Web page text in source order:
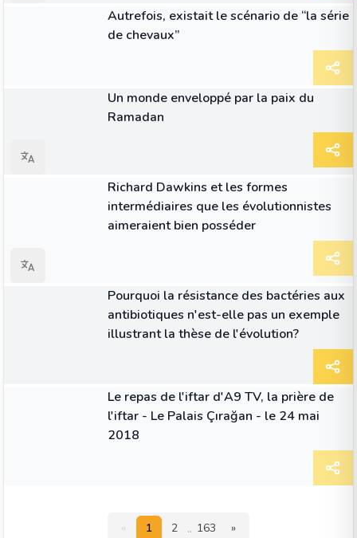
Autrefois, existait le scénario de “la série
de chevaux”
Un monde enveloppé par la paix du
Ramadan
Richard Dawkins et les formes
intermédiaires que les évolutionnistes
aimeraient bien posséder
Pourquoi la résistance des bactéries aux
antibiotiques n'est-elle pas un exemple
illustrant la thèse de l'évolution?
Le repas de l'iftar d'A9 TV, la prière de
l'iftar - Le Palais Çırağan - le 24 mai
2018
« 1 2 .. 163 »